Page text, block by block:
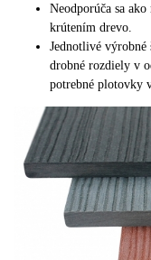
Neodporúča sa
krútením drevo.
Jednotlivé výrobné
drobné rozdiely v
potrebné plotovky